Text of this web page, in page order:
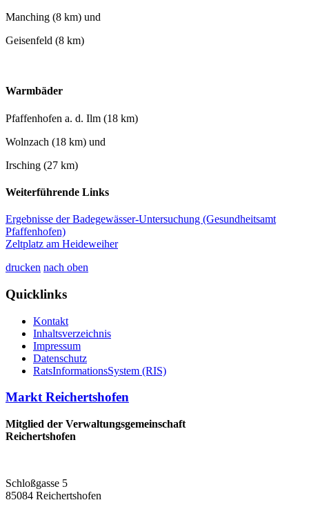
Manching (8 km) und
Geisenfeld (8 km)
Warmbäder
Pfaffenhofen a. d. Ilm (18 km)
Wolnzach (18 km) und
Irsching (27 km)
Weiterführende Links
Ergebnisse der Badegewässer-Untersuchung (Gesundheitsamt
Pfaffenhofen)
Zeltplatz am Heideweiher
drucken nach oben
Quicklinks
Kontakt
Inhaltsverzeichnis
Impressum
Datenschutz
RatsInformationsSystem (RIS)
Markt Reichertshofen
Mitglied der Verwaltungsgemeinschaft
Reichertshofen
Schloßgasse 5
85084 Reichertshofen